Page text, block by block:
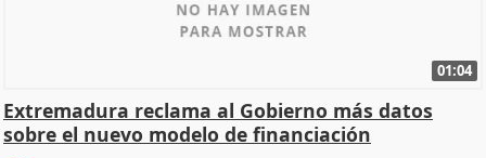
01:04
Extremadura reclama al Gobierno más datos
sobre el nuevo modelo de financiación